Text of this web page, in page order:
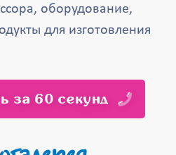
оборудование,
для изготовления
за 60 секунд